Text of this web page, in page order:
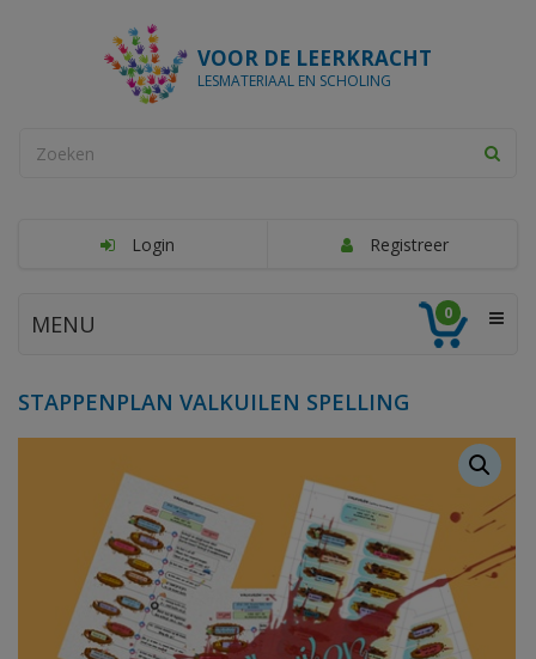
VOOR DE LEERKRACHT
LESMATERIAAL EN SCHOLING
Login Registreer
MENU 0
STAPPENPLAN VALKUILEN SPELLING